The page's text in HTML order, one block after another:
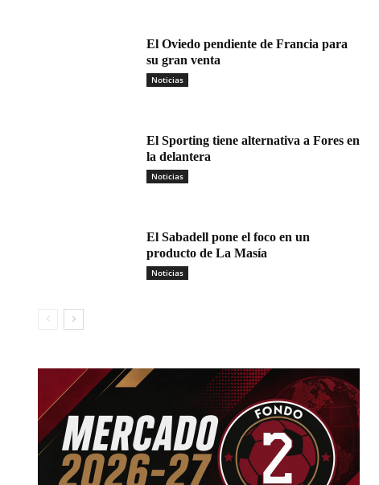
El Oviedo pendiente de Francia para
su gran venta
Noticias
El Sporting tiene alternativa a Fores en
la delantera
Noticias
El Sabadell pone el foco en un
producto de La Masía
Noticias